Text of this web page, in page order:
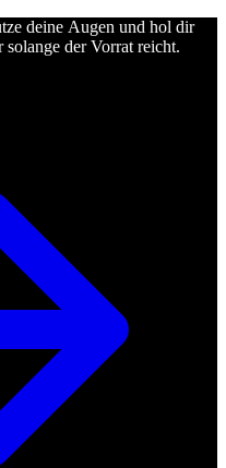
deine Augen und hol dir
der Vorrat reicht.